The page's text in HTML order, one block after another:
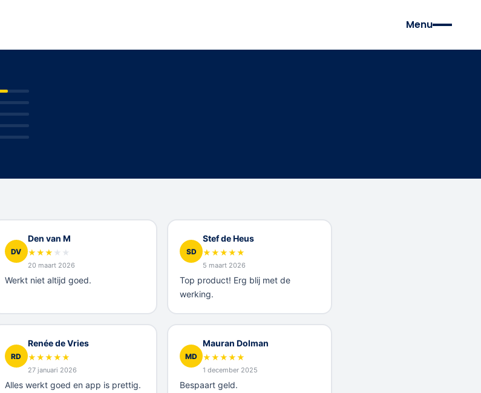
Menu
DV
Den van M
★★★ ★ ★
20 maart 2026
Werkt niet altijd goed.
SD
Stef de Heus
★★★★★
5 maart 2026
Top product! Erg blij met de
werking.
RD
Renée de Vries
★★★★★
27 januari 2026
Alles werkt goed en app is prettig.
MD
Mauran Dolman
★★★★★
1 december 2025
Bespaart geld.